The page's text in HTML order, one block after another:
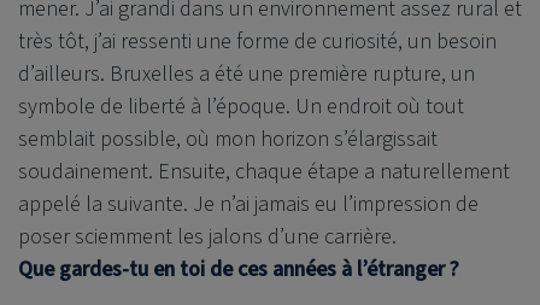
mener. J’ai grandi dans un environnement assez rural et
très tôt, j’ai ressenti une forme de curiosité, un besoin
d’ailleurs. Bruxelles a été une première rupture, un
symbole de liberté à l’époque. Un endroit où tout
semblait possible, où mon horizon s’élargissait
soudainement. Ensuite, chaque étape a naturellement
appelé la suivante. Je n’ai jamais eu l’impression de
poser sciemment les jalons d’une carrière.
Que gardes-tu en toi de ces années à l’étranger ?